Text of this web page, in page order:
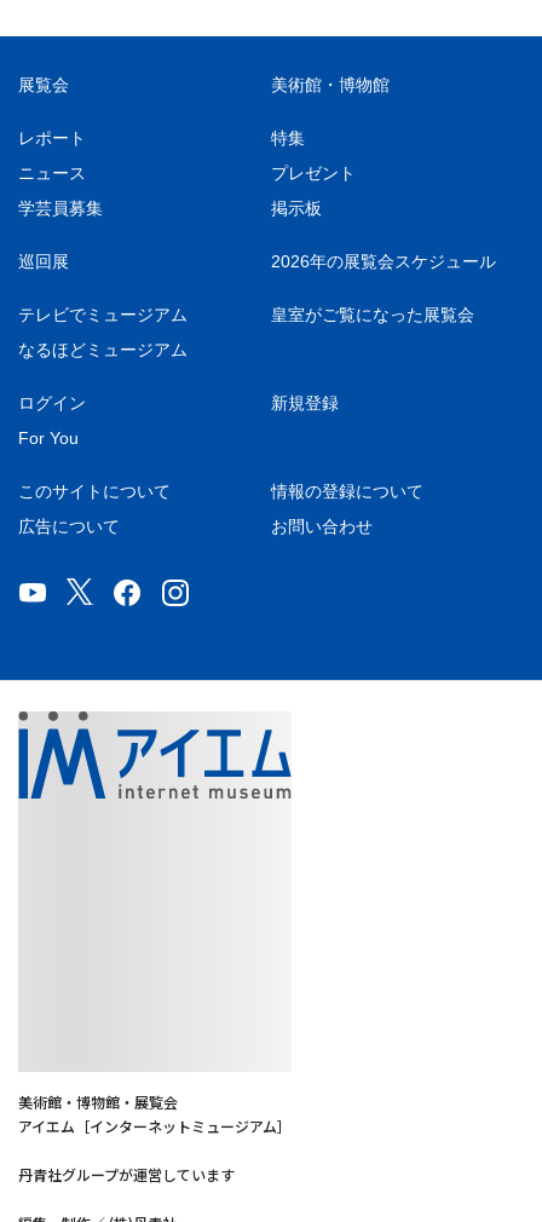
展覧会 美術館・博物館
レポート
特集
ニュース
プレゼント
学芸員募集
掲示板
巡回展 2026年の展覧会スケジュール
テレビでミュージアム
皇室がご覧になった展覧会
なるほどミュージアム
ログイン
新規登録
For You
このサイトについて
情報の登録について
広告について
お問い合わせ
美術館・博物館・展覧会
アイエム［インターネットミュージアム］
丹青社グループが運営しています